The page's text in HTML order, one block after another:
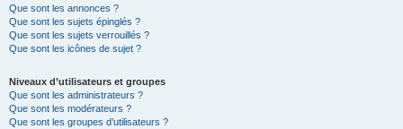
Que sont les annonces ?
Que sont les sujets épinglés ?
Que sont les sujets verrouillés ?
Que sont les icônes de sujet ?
Niveaux d’utilisateurs et groupes
Que sont les administrateurs ?
Que sont les modérateurs ?
Que sont les groupes d’utilisateurs ?